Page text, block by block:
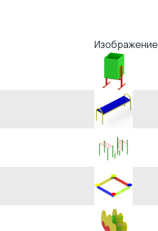
Изображение